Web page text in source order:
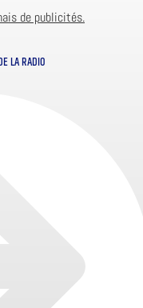
de publicités.
LA RADIO